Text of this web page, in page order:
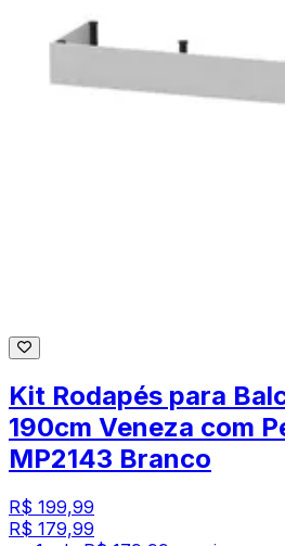
Kit Rodapés para
190cm Veneza com
MP2143 Branco
R$ 199,99
R$ 179,99